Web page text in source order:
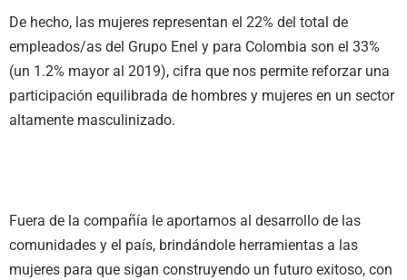
De hecho, las mujeres representan el 22% del total de
empleados/as del Grupo Enel y para Colombia son el 33%
(un 1.2% mayor al 2019), cifra que nos permite reforzar una
participación equilibrada de hombres y mujeres en un sector
altamente masculinizado.
Fuera de la compañía le aportamos al desarrollo de las
comunidades y el país, brindándole herramientas a las
mujeres para que sigan construyendo un futuro exitoso, con